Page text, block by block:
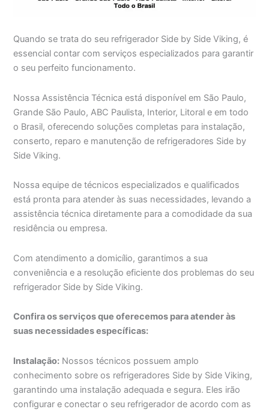
Quando se trata do seu refrigerador Side by Side Viking, é
essencial contar com serviços especializados para garantir
o seu perfeito funcionamento.
Nossa Assistência Técnica está disponível em São Paulo,
Grande São Paulo, ABC Paulista, Interior, Litoral e em todo
o Brasil, oferecendo soluções completas para instalação,
conserto, reparo e manutenção de refrigeradores Side by
Side Viking.
Nossa equipe de técnicos especializados e qualificados
está pronta para atender às suas necessidades, levando a
assistência técnica diretamente para a comodidade da sua
residência ou empresa.
Com atendimento a domicílio, garantimos a sua
conveniência e a resolução eficiente dos problemas do seu
refrigerador Side by Side Viking.
Confira os serviços que oferecemos para atender às
suas necessidades específicas:
Instalação: Nossos técnicos possuem amplo
conhecimento sobre os refrigeradores Side by Side Viking,
garantindo uma instalação adequada e segura. Eles irão
configurar e conectar o seu refrigerador de acordo com as